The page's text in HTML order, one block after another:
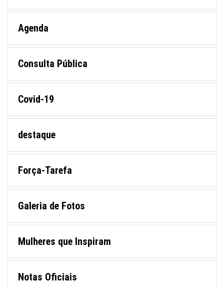
Agenda
Consulta Pública
Covid-19
destaque
Força-Tarefa
Galeria de Fotos
Mulheres que Inspiram
Notas Oficiais